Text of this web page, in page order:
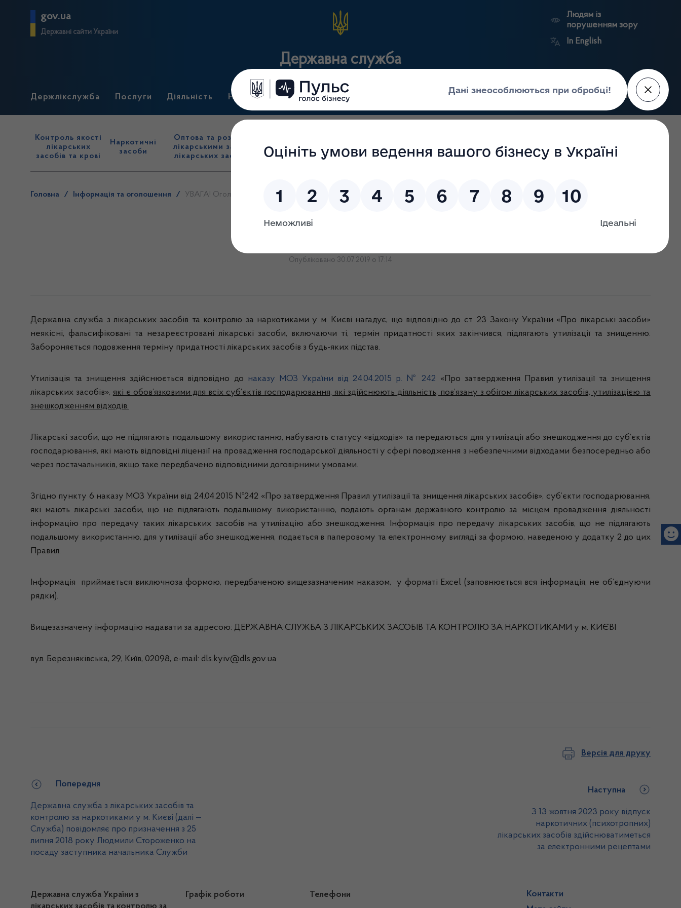
gov.ua
Державні сайти України
Державна служба
Людям із
порушенням зору
In English
Держлікслужба Послуги Діяльність Нормативні документи Для громадськості Прес-центр Пошук
Контроль якості
лікарських
засобів та крові
Наркотичні
засоби
Оптова та роздрібна торгівля
лікарськими засобами, імпорт
лікарських засобів (крім АФІ)
нагляд
(контроль)
засобів, крові та
сертифікація
нагляд
реєстри
портал
Держлікслужби
Головна / Інформація та оголошення / УВАГА! Оголошення
УВАГА! Оголошення
Опубліковано 30.07.2019 о 17:14
Державна служба з лікарських засобів та контролю за наркотиками у м. Києві нагадує, що відповідно до ст. 23 Закону України «Про лікарські засоби»
неякісні, фальсифіковані та незареєстровані лікарські засоби, включаючи ті, термін придатності яких закінчився, підлягають утилізації та знищенню.
Забороняється подовження терміну придатності лікарських засобів з будь-яких підстав.
Утилізація та знищення здійснюється відповідно до наказу МОЗ України від 24.04.2015 р. № 242 «Про затвердження Правил утилізації та знищення
лікарських засобів», які є обов’язковими для всіх суб’єктів господарювання, які здійснюють діяльність, пов’язану з обігом лікарських засобів, утилізацією та
знешкодженням відходів.
Лікарські засоби, що не підлягають подальшому використанню, набувають статусу «відходів» та передаються для утилізації або знешкодження до суб’єктів
господарювання, які мають відповідні ліцензії на провадження господарської діяльності у сфері поводження з небезпечними відходами безпосередньо або
через постачальників, якщо таке передбачено відповідними договірними умовами.
Згідно пункту 6 наказу МОЗ України від 24.04.2015 №242 «Про затвердження Правил утилізації та знищення лікарських засобів», суб’єкти господарювання,
які мають лікарські засоби, що не підлягають подальшому використанню, подають органам державного контролю за місцем провадження діяльності
інформацію про передачу таких лікарських засобів на утилізацію або знешкодження. Інформація про передачу лікарських засобів, що не підлягають
подальшому використанню, для утилізації або знешкодження, подається в паперовому та електронному вигляді за формою, наведеною у додатку 2 до цих
Правил.
Інформація приймається виключноза формою, передбаченою вищезазначеним наказом, у форматі Excel (заповнюється вся інформація, не об’єднуючи
рядки).
Вищезазначену інформацію надавати за адресою: ДЕРЖАВНА СЛУЖБА З ЛІКАРСЬКИХ ЗАСОБІВ ТА КОНТРОЛЮ ЗА НАРКОТИКАМИ у м. КИЄВІ
вул. Березняківська, 29, Київ, 02098, е-mail: dls.kyiv@dls.gov.ua
Версія для друку
Попередня
Державна служба з лікарських засобів та
контролю за наркотиками у м. Києві (далі —
Служба) повідомляє про призначення з 25
липня 2018 року Людмили Стороженко на
посаду заступника начальника Служби
Наступна
З 13 жовтня 2023 року відпуск
наркотичних (психотропних)
лікарських засобів здійснюватиметься
за електронними рецептами
Державна служба України з
Графік роботи Телефони
Контакти